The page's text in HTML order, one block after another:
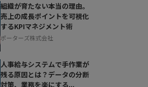
組織が育たない本当の理由。
売上の成長ポイントを可視化
するKPIマネジメント術
ポーターズ株式会社
人事給与システムで手作業が
残る原因とは？データの分断
対策、業務を楽にする...